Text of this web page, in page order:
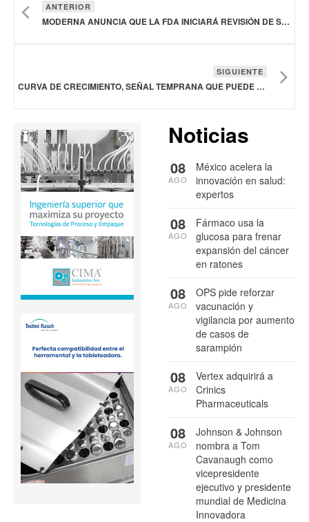
ANTERIOR
MODERNA ANUNCIA QUE LA FDA INICIARÁ REVISIÓN DE SU PRESENTACIÓN DE VACUNA CONTRA LA INFLUENZA ESTACIONAL EN INVESTIGACIÓN
SIGUIENTE
CURVA DE CRECIMIENTO, SEÑAL TEMPRANA QUE PUEDE ALERTAR SOBRE TALLA BAJA INFANTIL
Noticias
México acelera la
innovación en salud:
expertos
08
AGO
Fármaco usa la
glucosa para frenar
expansión del cáncer
en ratones
08
AGO
OPS pide reforzar
vacunación y
vigilancia por aumento
de casos de
sarampión
08
AGO
Vertex adquirirá a
Crinics
Pharmaceuticals
08
AGO
Johnson & Johnson
nombra a Tom
Cavanaugh como
vicepresidente
ejecutivo y presidente
mundial de Medicina
Innovadora
08
AGO